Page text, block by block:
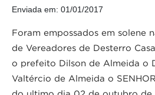
Enviada em: 01/01/2017
Foram empossados em solene
de Vereadores de Desterro
o prefeito Dilson de Almeida o
Valtércio de Almeida o